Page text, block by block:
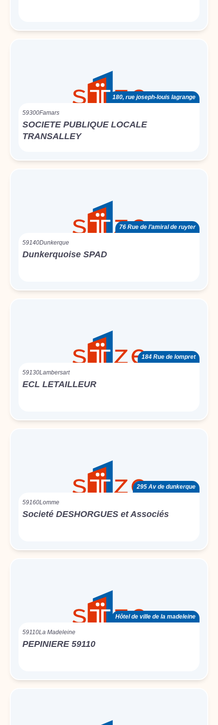
180, rue joseph-louis lagrange
59300Famars
SOCIETE PUBLIQUE LOCALE
TRANSALLEY
76 Rue de l’amiral de ruyter
59140Dunkerque
Dunkerquoise SPAD
184 Rue de lompret
59130Lambersart
ECL LETAILLEUR
295 Av de dunkerque
59160Lomme
Societé DESHORGUES et Associés
Hôtel de ville de la madeleine
59110La Madeleine
PEPINIERE 59110